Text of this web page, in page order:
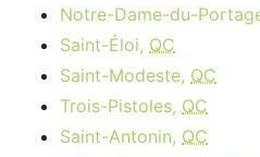
Notre-Dame-du-
Saint-Éloi, QC
Saint-Modeste, QC
Trois-Pistoles, QC
Saint-Antonin, QC